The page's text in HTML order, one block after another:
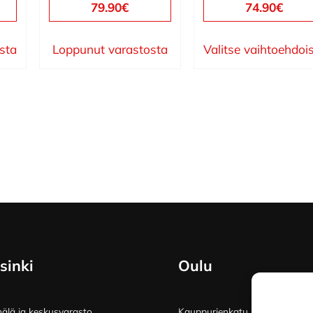
79.90€
Loppunut varastosta
74.90€
Valitse
Oulu